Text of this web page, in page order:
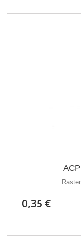
0,35 €